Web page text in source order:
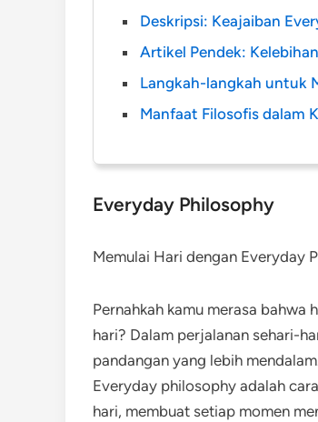
Deskripsi: Keajaiban
Artikel Pendek:
Langkah-langkah untuk
Manfaat Filosofis dalam
Everyday Philosophy
Memulai Hari dengan Everyday
Pernahkah kamu merasa
hari? Dalam perjalanan sehari-
pandangan yang lebih
Everyday philosophy adalah
hari, membuat setiap momen